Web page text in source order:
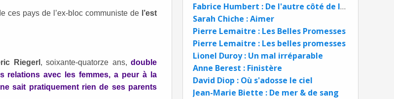
Fabrice Humbert : De l'autre côté de la vie
Sarah Chiche : Aimer
Pierre Lemaitre : Les Belles Promesses
Pierre Lemaitre : Les belles promesses
Lionel Duroy : Un mal irréparable
Anne Berest : Finistère
David Diop : Où s'adosse le ciel
Jean-Marie Biette : De mer & de sang
ces pays de l’ex-bloc communiste de l’est
Riegerl , soixante-quatorze ans, double
relations avec les femmes, a peur à la
sait pratiquement rien de ses parents